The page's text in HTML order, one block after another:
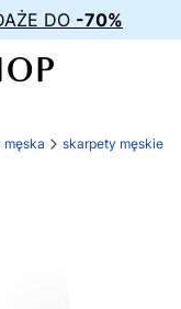
DO -70%
męska skarpety męskie